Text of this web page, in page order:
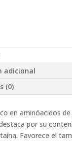
adicional
(0)
en aminóacidos
por su
Favorece el